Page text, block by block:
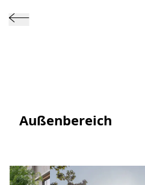
Außenbereich